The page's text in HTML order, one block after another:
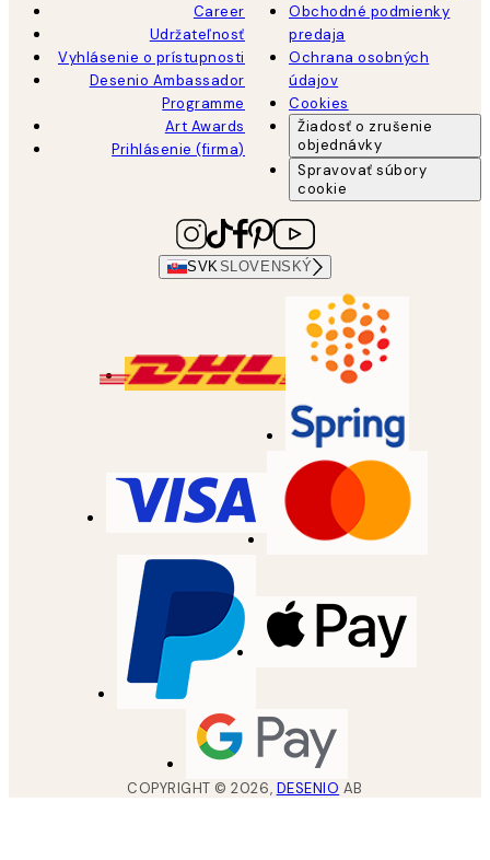
Career
Udržateľnosť
Vyhlásenie o prístupnosti
Desenio Ambassador
Programme
Art Awards
Prihlásenie (firma)
Obchodné podmienky
predaja
Ochrana osobných
údajov
Cookies
Žiadosť o zrušenie
objednávky
Spravovať súbory
cookie
SVKSLOVENSKÝ
COPYRIGHT ©2026, DESENIO AB